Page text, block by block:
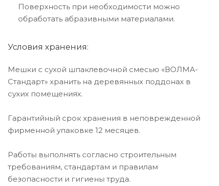
Поверхность при необходимости можно
обработать абразивными материалами.
Условия хранения:
Мешки с сухой шпаклевочной смесью «ВОЛМА-
Стандарт» хранить на деревянных поддонах в
сухих помещениях.
Гарантийный срок хранения в неповрежденной
фирменной упаковке 12 месяцев.
Работы выполнять согласно строительным
требованиям, стандартам и правилам
безопасности и гигиены труда.